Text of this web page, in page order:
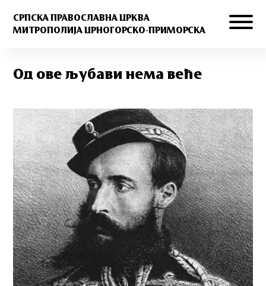
СРПСКА ПРАВОСЛАВНА ЦРКВА
МИТРОПОЛИЈА ЦРНОГОРСКО-ПРИМОРСКА
Од ове љубави нема веће